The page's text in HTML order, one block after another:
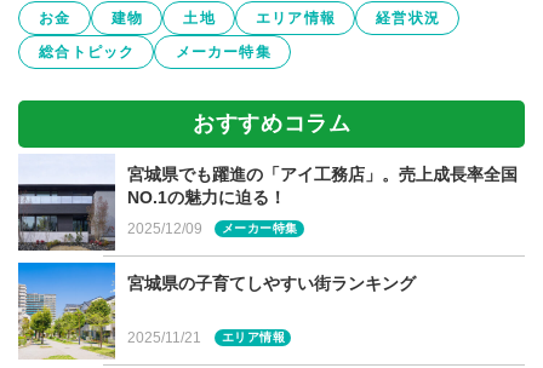
オープンタイプは使いやすいですが、整理整頓が苦手…と
いう方は扉を付けると安心ですね。
です。設置するかごの大きさに合わせてパントリーの奥行
きを検討するといいでしょう。
【キッチン隣接オープン型】
程よくセパレートしたオープン型の個室パントリーは、収
お金 建物 土地 エリア情報
経営状況
総合トピック
メーカー特集
おすすめコラム
宮城県でも躍進の「アイ工務店」。売上成長率全国
NO.1の魅力に迫る！
2025/12/09 メーカー特集
宮城県の子育てしやすい街ランキング
2025/11/21 エリア情報